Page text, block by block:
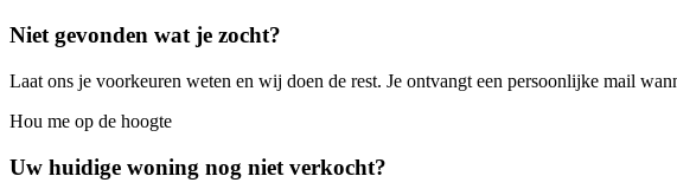
Niet gevonden wat je zocht?
Laat ons je voorkeuren weten en wij doen de rest. Je ontvangt een persoonlijke mail
Hou me op de hoogte
Uw huidige woning nog niet verkocht?